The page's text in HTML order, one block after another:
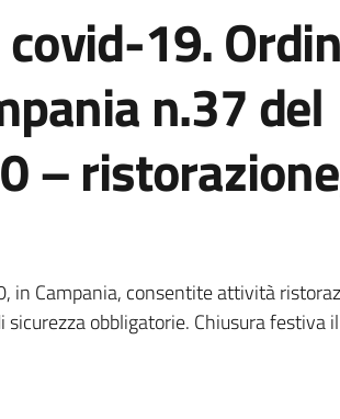
19.
n.37 del
–
notizia
in Campania, consentite attività
obbligatorie. Chiusura festiva